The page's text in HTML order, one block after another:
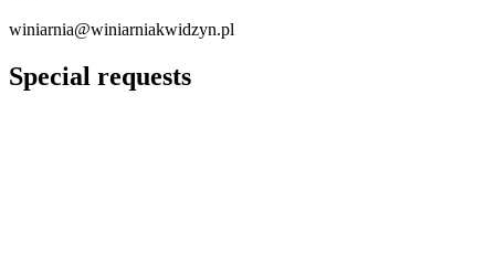
winiarnia@winiarniakwidzyn.pl
Special requests